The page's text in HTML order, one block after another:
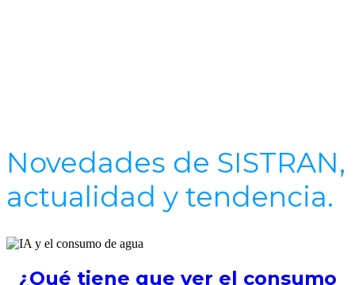
Novedades de SISTRAN,
actualidad y tendencia.
¿Qué tiene que ver el consumo